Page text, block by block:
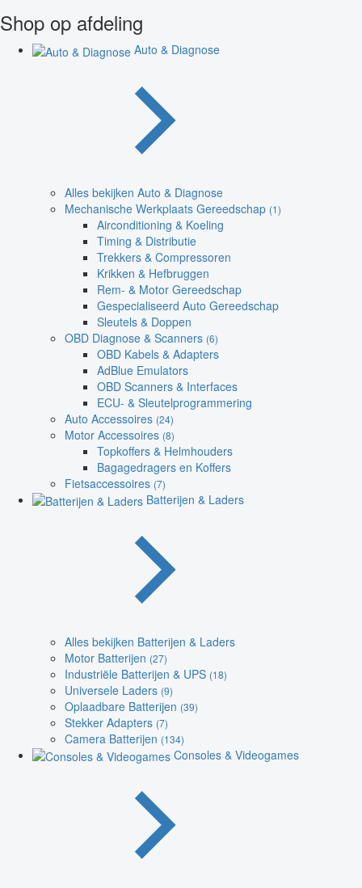
Shop op afdeling
Auto & Diagnose
Alles bekijken Auto & Diagnose
Mechanische Werkplaats Gereedschap (1)
Airconditioning & Koeling
Timing & Distributie
Trekkers & Compressoren
Krikken & Hefbruggen
Rem- & Motor Gereedschap
Gespecialiseerd Auto Gereedschap
Sleutels & Doppen
OBD Diagnose & Scanners (6)
OBD Kabels & Adapters
AdBlue Emulators
OBD Scanners & Interfaces
ECU- & Sleutelprogrammering
Auto Accessoires (24)
Motor Accessoires (8)
Topkoffers & Helmhouders
Bagagedragers en Koffers
Fietsaccessoires (7)
Batterijen & Laders
Alles bekijken Batterijen & Laders
Motor Batterijen (27)
Industriële Batterijen & UPS (18)
Universele Laders (9)
Oplaadbare Batterijen (39)
Stekker Adapters (7)
Camera Batterijen (134)
Consoles & Videogames